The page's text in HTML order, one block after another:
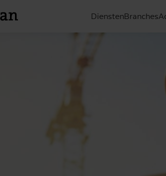
DienstenBranches